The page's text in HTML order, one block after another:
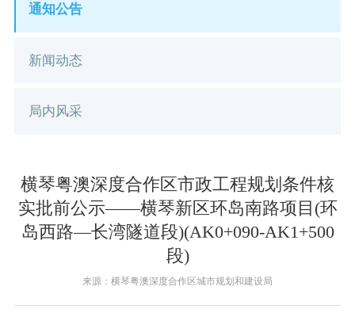
通知公告
新闻动态
局内风采
横琴粤澳深度合作区市政工程规划条件核
实批前公示——横琴新区环岛南路项目(环
岛西路—长湾隧道段)(AK0+090-AK1+500
段)
来源：横琴粤澳深度合作区城市规划和建设局